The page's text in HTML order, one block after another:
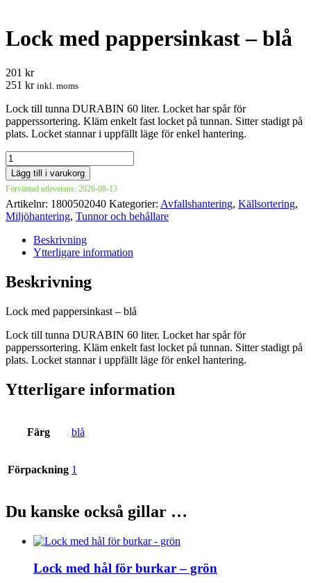
Lock med pappersinkast – blå
201 kr
251 kr inkl. moms
Lock till tunna DURABIN 60 liter. Locket har spår för
papperssortering. Kläm enkelt fast locket på tunnan. Sitter stadigt på
plats. Locket stannar i uppfällt läge för enkel hantering.
Lock
med
pappersinkast
-
blå
mängd
Lägg till i varukorg
Förväntad utleverans: 2026-08-13
Artikelnr: 1800502040 Kategorier: Avfallshantering, Källsortering,
Miljöhantering, Tunnor och behållare
Beskrivning
Ytterligare information
Beskrivning
Lock med pappersinkast – blå
Lock till tunna DURABIN 60 liter. Locket har spår för
papperssortering. Kläm enkelt fast locket på tunnan. Sitter stadigt på
plats. Locket stannar i uppfällt läge för enkel hantering.
Ytterligare information
Färg blå
Förpackning 1
Du kanske också gillar …
Lock med hål för burkar – grön